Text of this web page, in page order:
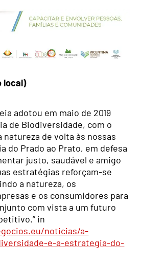
local)
adotou em maio de 2019
de Biodiversidade, com o
de volta às nossas
do Prado ao Prato, em defesa
justo, saudável e amigo
estratégias reforçam-se
a natureza, os
e os consumidores para
com vista a um futuro
in
noticias/a-
e-a-estrategia-do-